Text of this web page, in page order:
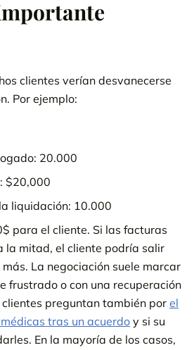
clientes verían desvanecerse
Por ejemplo:
20.000
$20,000
liquidación: 10.000
para el cliente. Si las facturas
la mitad, el cliente podría salir
La negociación suele marcar
frustrado o con una recuperación
preguntan también por el
tras un acuerdo y si su
En la mayoría de los casos,